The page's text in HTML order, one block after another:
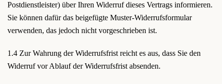
Postdienstleister) über Ihren Widerruf dieses Vertrags informieren.
Sie können dafür das beigefügte Muster-Widerrufsformular
verwenden, das jedoch nicht vorgeschrieben ist.
1.4 Zur Wahrung der Widerrufsfrist reicht es aus, dass Sie den
Widerruf vor Ablauf der Widerrufsfrist absenden.